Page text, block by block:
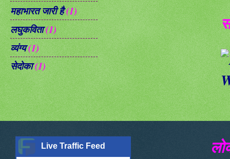
महाभारत जारी है(1)
लघुकविता(1)
व्यंग्य(1)
सेदोका(1)
Live Traffic Feed